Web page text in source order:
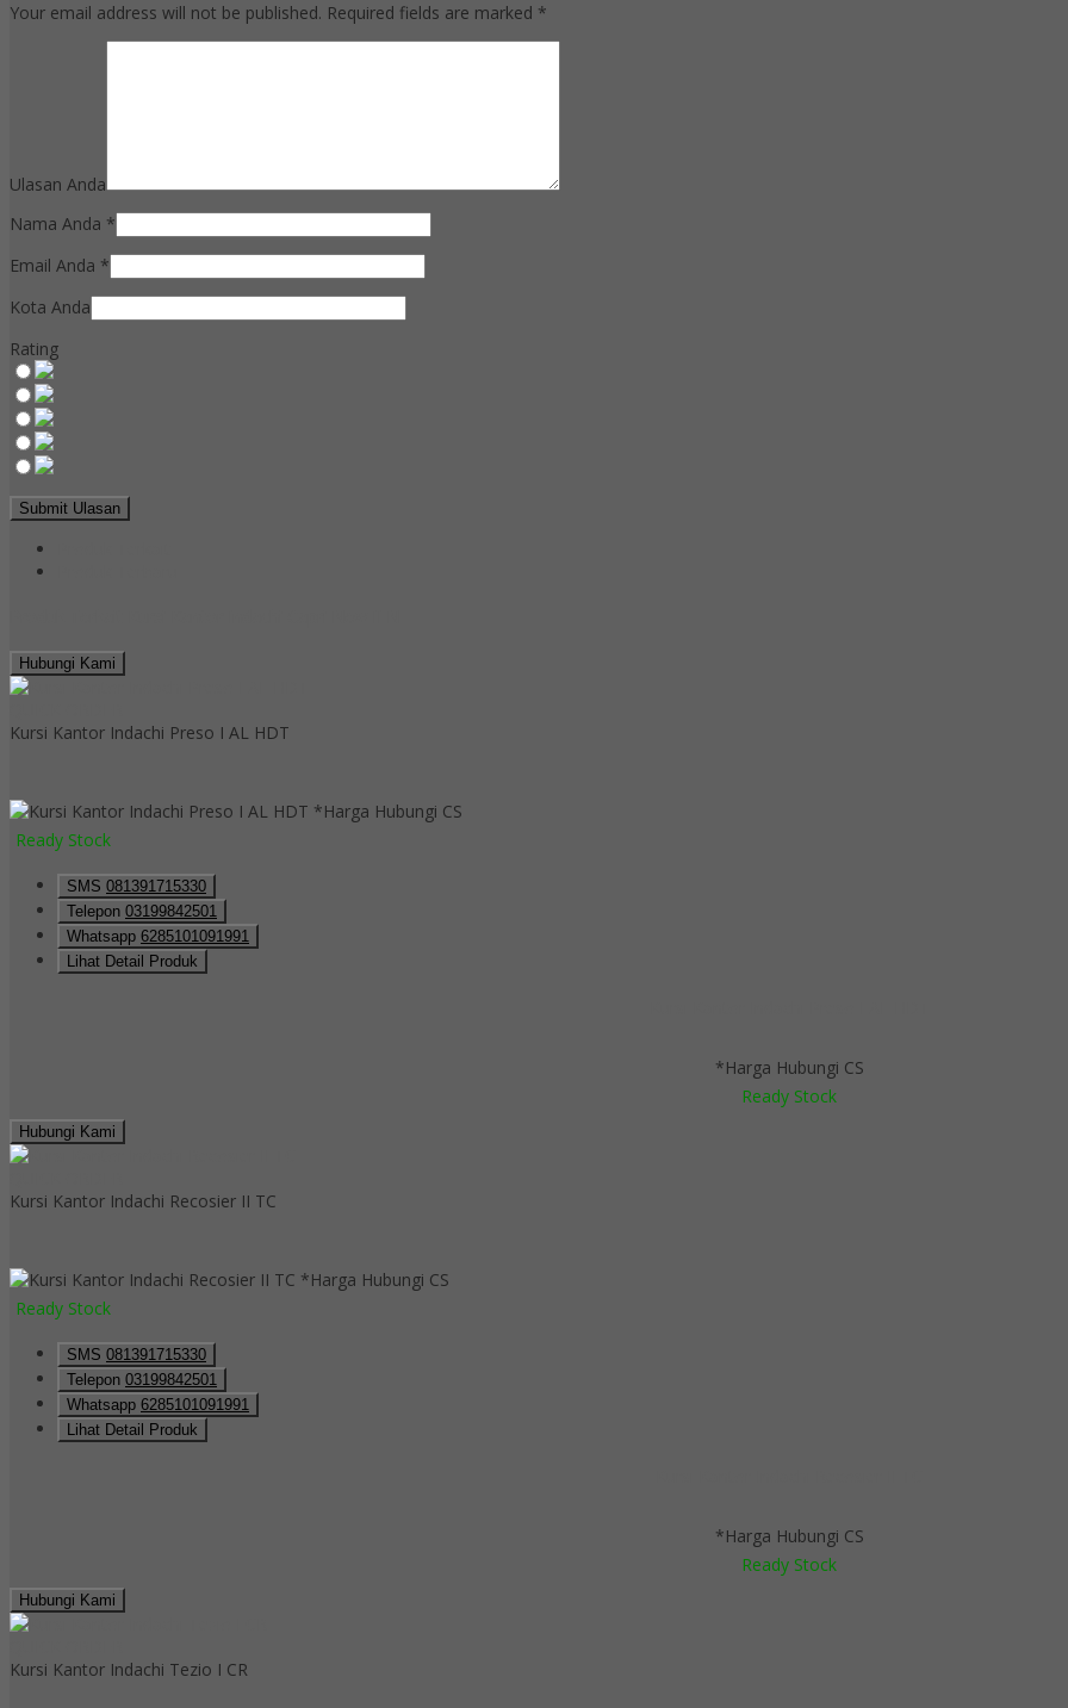
Your email address will not be published. Required fields are marked *
Ulasan Anda
Nama Anda *
Email Anda *
Kota Anda
Rating
Hubungi Kami
Kursi Kantor Indachi Preso I AL HDT
*Harga Hubungi CS
Ready Stock
SMS 081391715330
Telepon 03199842501
Whatsapp 6285101091991
Lihat Detail Produk
*Harga Hubungi CS
Ready Stock
Hubungi Kami
Kursi Kantor Indachi Recosier II TC
*Harga Hubungi CS
Ready Stock
SMS 081391715330
Telepon 03199842501
Whatsapp 6285101091991
Lihat Detail Produk
*Harga Hubungi CS
Ready Stock
Hubungi Kami
Kursi Kantor Indachi Tezio I CR